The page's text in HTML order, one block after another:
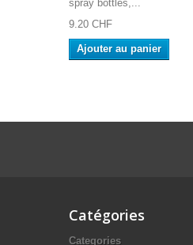
spray bottles,...
9.20 CHF
Ajouter au panier
Catégories
Categories